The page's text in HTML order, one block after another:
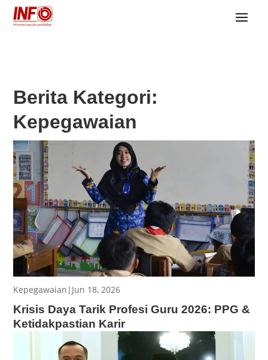
Berita Kategori:
Kepegawaian
Krisis Daya Tarik Profesi Guru 2026: PPG &
Ketidakpastian Karir
Jun 18, 2026
|
Kepegawaian